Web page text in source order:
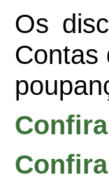
Os
Contas